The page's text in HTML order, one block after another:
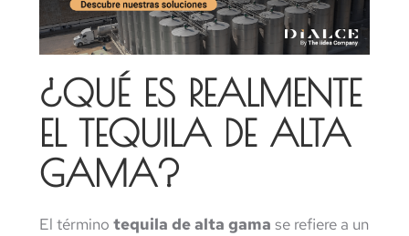
¿QUÉ ES REALMENTE
EL TEQUILA DE ALTA
GAMA?
El término tequila de alta gama se refiere a un